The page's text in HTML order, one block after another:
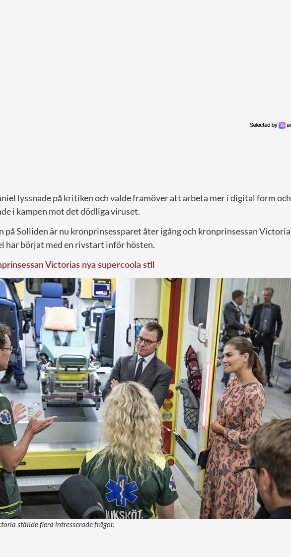
lyssnade på kritiken och valde framöver att arbeta mer i digital form och
i kampen mot det dödliga viruset.
på Solliden är nu kronprinsessparet åter igång och kronprinsessan Victoria
har börjat med en rivstart inför hösten.
Victorias nya supercoola stil
ställde flera intresserade frågor.